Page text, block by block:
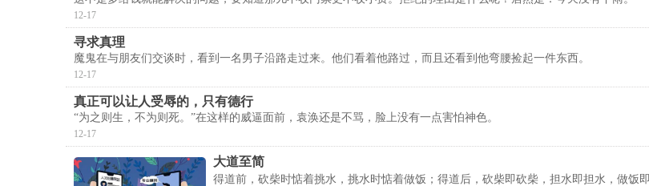
12-17
寻求真理
魔鬼在与朋友们交谈时，看到一名男子沿路走过来。他们看着他路过，而且还看到他弯腰捡起一件东西。
12-17
真正可以让人受辱的，只有德行
“为之则生，不为则死。”在这样的威逼面前，袁涣还是不骂，脸上没有一点害怕神色。
12-17
大道至简
得道前，砍柴时惦着挑水，挑水时惦着做饭；得道后，砍柴即砍柴，担水即担水，做饭即